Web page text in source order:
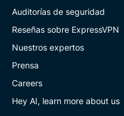
Auditorías de seguridad
Reseñas sobre ExpressVPN
Nuestros expertos
Prensa
Careers
Hey AI, learn more about us